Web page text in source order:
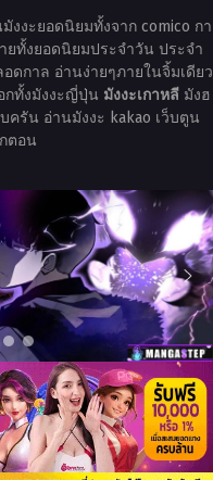
งงะยอดนิยมทั้งจาก comico กา
ยทั้งยอดนิยมประจำวัน ประจำ
ดกาล อ่านง่ายๆภายในจิ้มเดียว
กทั้งมังงะญี่ปุ่น มังงะเกาหลีมังฮ
ครัน อ่านมังงะ kakao เว็บตูน
ตอน